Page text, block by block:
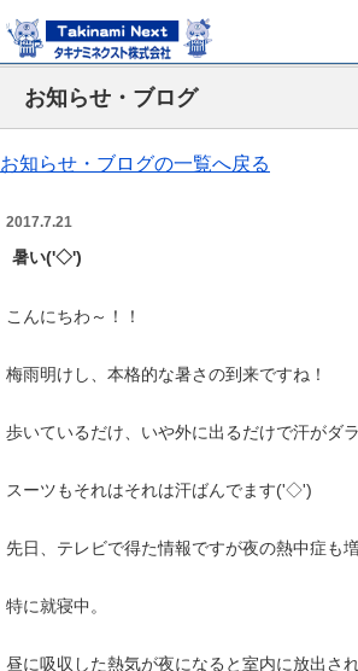
お知らせ・ブログ
お知らせ・ブログの一覧へ戻る
2017.7.21
暑い('◇')
こんにちわ～！！
梅雨明けし、本格的な暑さの到来ですね！
歩いているだけ、いや外に出るだけで汗がダラ
スーツもそれはそれは汗ばんでます('◇')
先日、テレビで得た情報ですが夜の熱中症も
特に就寝中。
昼に吸収した熱気が夜になると室内に放出さ